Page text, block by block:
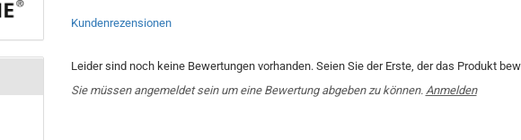
Kundenrezensionen
Leider sind noch keine Bewertungen vorhanden. Seien Sie der Erste, der das Produkt
Sie müssen angemeldet sein um eine Bewertung abgeben zu können. Anmelden